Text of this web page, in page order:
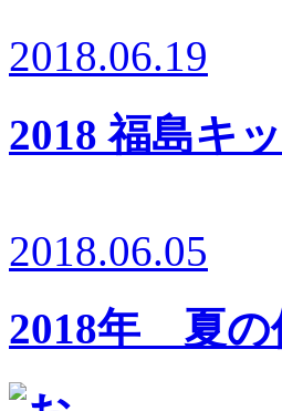
2018.06.19
2018 福島キ
2018.06.05
2018年 夏の